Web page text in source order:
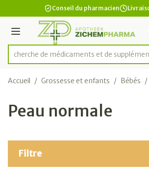
Aller au contenu
2 de 2Conseil du pharmacien
Menu
Rechercher
Recherche de médicaments et de
Accueil / Grossesse et enfants / Bébés /
Peau normale
Filtre